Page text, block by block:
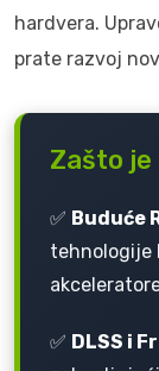
hardvera.
prate razvoj
Zašto je
✅ Buduće
tehnologije
✅ DLSS i